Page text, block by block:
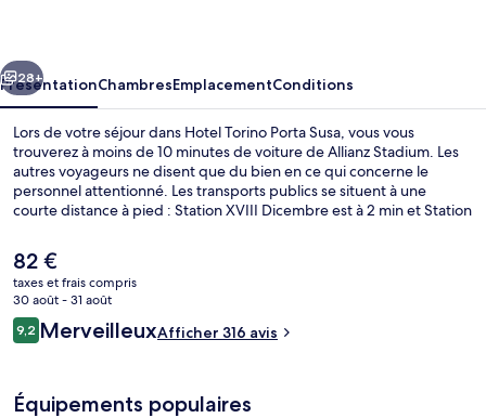
Suivant
28+
PrésentationChambresEmplacementConditions
Lors de votre séjour dans Hotel Torino Porta Susa, vous vous
trouverez à moins de 10 minutes de voiture de Allianz Stadium. Les
autres voyageurs ne disent que du bien en ce qui concerne le
personnel attentionné. Les transports publics se situent à une
courte distance à pied : Station XVIII Dicembre est à 2 min et Station
Le
prix
actuel
est
de
82 €
taxes et frais compris
30 août - 31 août
Avis
voyageurs
9,29,2 sur 10
MerveilleuxAfficher 316 avis
Équipements populaires